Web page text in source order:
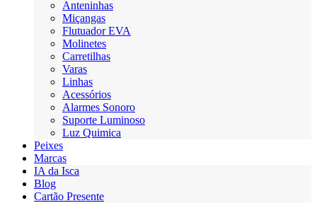
Anteninhas
Miçangas
Flutuador EVA
Molinetes
Carretilhas
Varas
Linhas
Acessórios
Alarmes Sonoro
Suporte Luminoso
Luz Quimica
Peixes
Marcas
IA da Isca
Blog
Cartão Presente